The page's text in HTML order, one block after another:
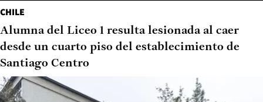
CHILE
Alumna del Liceo 1 resulta lesionada al caer
desde un cuarto piso del establecimiento de
Santiago Centro